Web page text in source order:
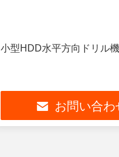
小型HDD水平方向ドリル
お問い合わ